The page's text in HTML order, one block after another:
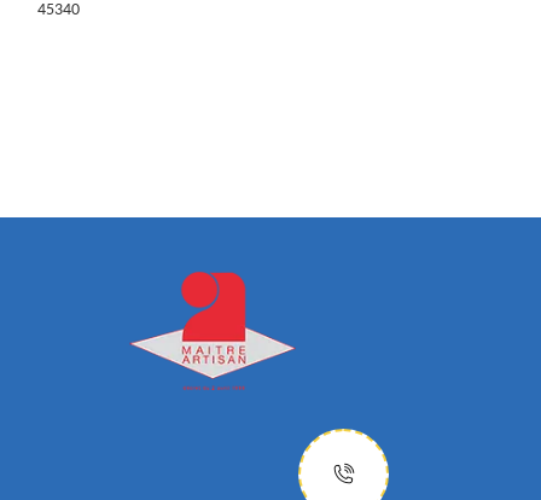
45340